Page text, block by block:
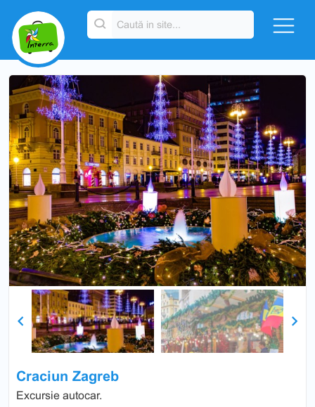
Craciun Zagreb
Excursie autocar.
Previous Next